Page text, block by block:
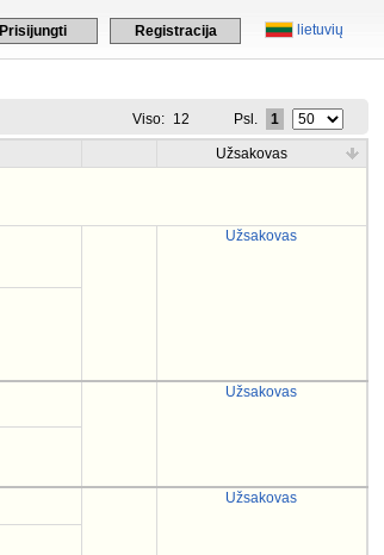
lietuvių
Prisijungti Registracija
Viso: 12 Psl. 1
Užsakovas
Užsakovas
Užsakovas
Užsakovas